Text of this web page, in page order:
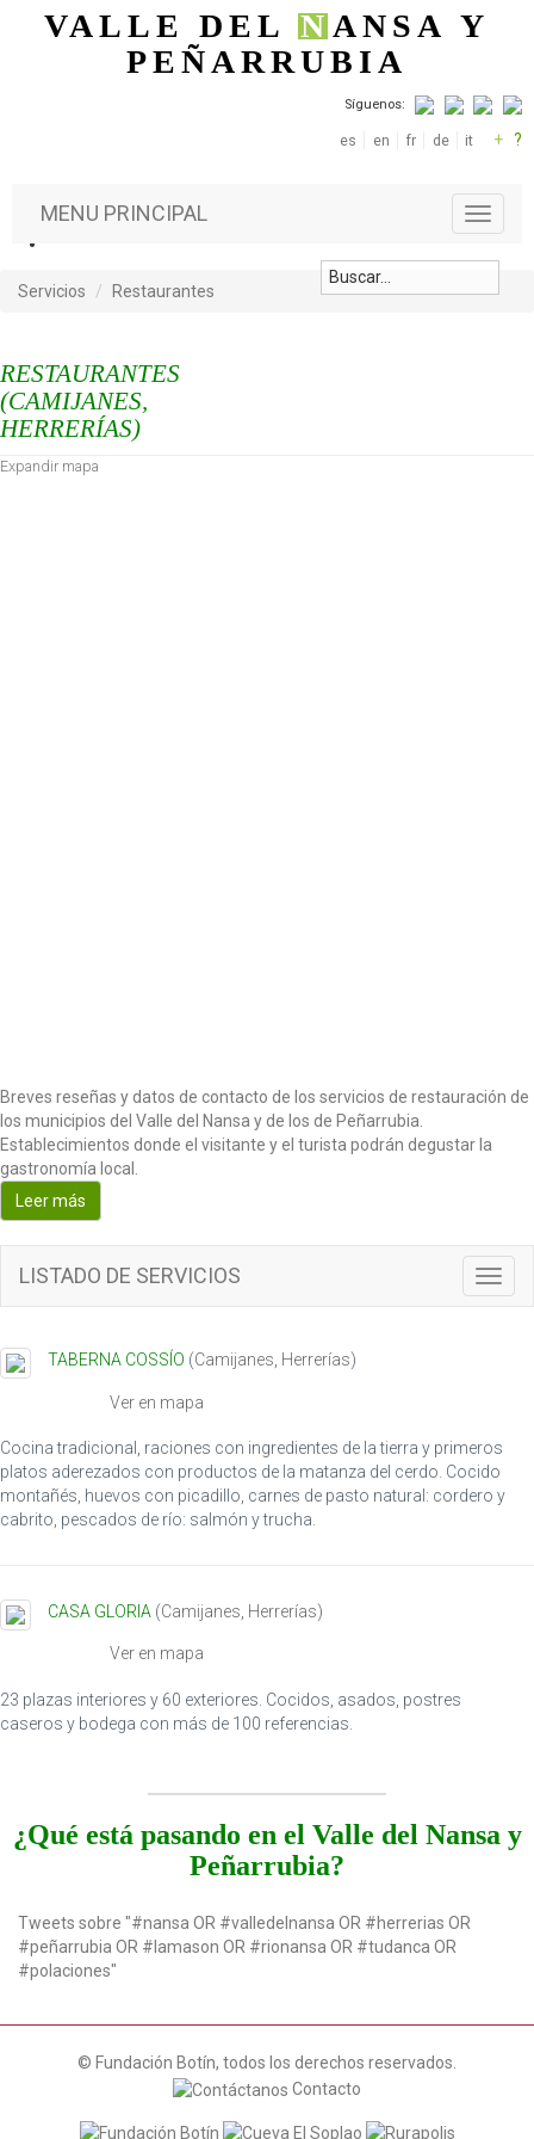
Pasar al contenido principal
VALLE DELNANSA Y
PEÑARRUBIA
Síguenos:
es en fr de it + ?
T
o
g
MENU PRINCIPAL
Servicios Restaurantes
RESTAURANTES
(CAMIJANES,
HERRERÍAS)
Expandir mapa
Breves reseñas y datos de contacto de los servicios de restauración de
los municipios del Valle del Nansa y de los de Peñarrubia.
Establecimientos donde el visitante y el turista podrán degustar la
gastronomía local.
Leer más
T
o
a
v
i
LISTADO DE SERVICIOS
TABERNA COSSÍO (Camijanes, Herrerías)
Ver en mapa
Cocina tradicional, raciones con ingredientes de la tierra y primeros
platos aderezados con productos de la matanza del cerdo. Cocido
montañés, huevos con picadillo, carnes de pasto natural: cordero y
cabrito, pescados de río: salmón y trucha.
CASA GLORIA (Camijanes Herrerías)
Ver en mapa
23 plazas interiores y 60 exteriores. Cocidos, asados, postres
caseros y bodega con más de 100 referencias.
¿Qué está pasando en el Valle del Nansa y
Peñarrubia?
Tweets sobre "#nansa OR #valledelnansa OR #herrerias OR
#peñarrubia OR #lamason OR #rionansa OR #tudanca OR
#polaciones"
© Fundación Botín, todos los derechos reservados.
Contacto